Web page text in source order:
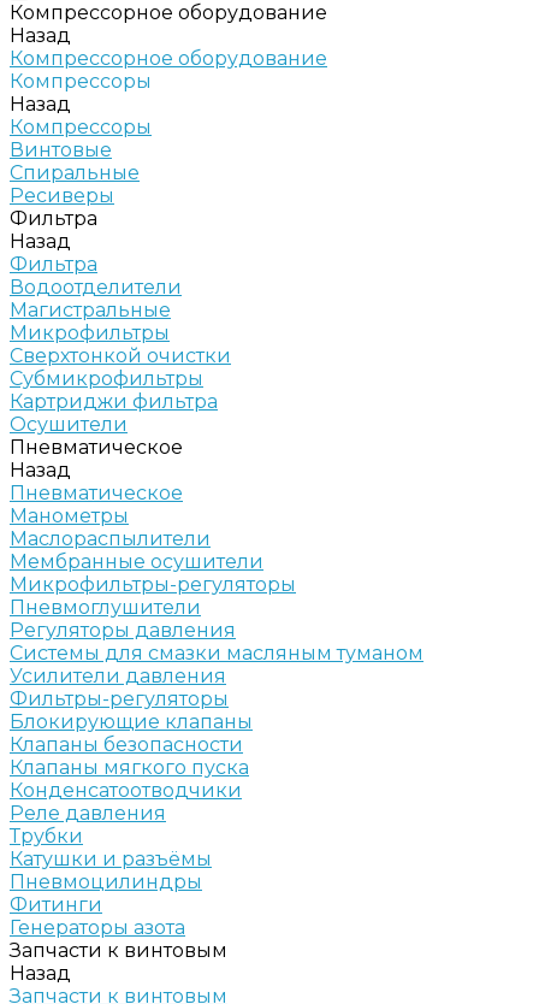
Компрессорное оборудование
Назад
Компрессорное оборудование
Компрессоры
Назад
Компрессоры
Винтовые
Спиральные
Ресиверы
Фильтра
Назад
Фильтра
Водоотделители
Магистральные
Микрофильтры
Сверхтонкой очистки
Субмикрофильтры
Картриджи фильтра
Осушители
Пневматическое
Назад
Пневматическое
Манометры
Маслораспылители
Мембранные осушители
Микрофильтры-регуляторы
Пневмоглушители
Регуляторы давления
Системы для смазки масляным туманом
Усилители давления
Фильтры-регуляторы
Блокирующие клапаны
Клапаны безопасности
Клапаны мягкого пуска
Конденсатоотводчики
Реле давления
Трубки
Катушки и разъёмы
Пневмоцилиндры
Фитинги
Генераторы азота
Запчасти к винтовым
Назад
Запчасти к винтовым